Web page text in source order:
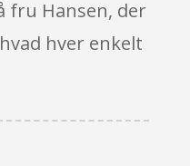
fru Hansen, der
hver enkelt